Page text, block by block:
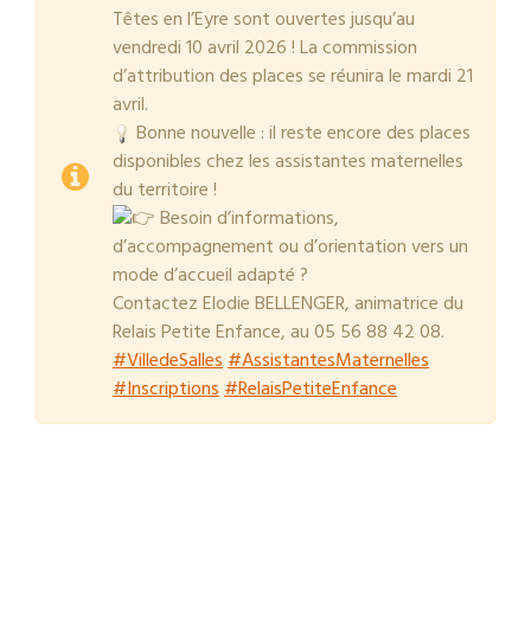
Têtes en l’Eyre sont ouvertes jusqu’au
vendredi 10 avril 2026 ! La commission
d’attribution des places se réunira le mardi 21
avril.
Bonne nouvelle : il reste encore des places
disponibles chez les assistantes maternelles
du territoire !
Besoin d’informations,
d’accompagnement ou d’orientation vers un
mode d’accueil adapté ?
Contactez Elodie BELLENGER, animatrice du
Relais Petite Enfance, au 05 56 88 42 08.
#VilledeSalles#AssistantesMaternelles
#Inscriptions#RelaisPetiteEnfance